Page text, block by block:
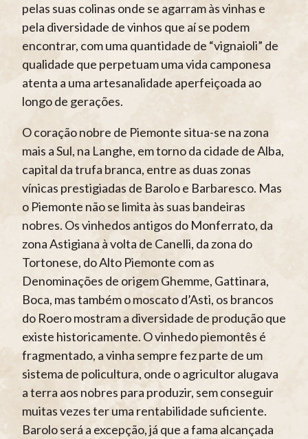
pelas suas colinas onde se agarram às vinhas e
pela diversidade de vinhos que aí se podem
encontrar, com uma quantidade de “vignaioli” de
qualidade que perpetuam uma vida camponesa
atenta a uma artesanalidade aperfeiçoada ao
longo de gerações.
O coração nobre de Piemonte situa-se na zona
mais a Sul, na Langhe, em torno da cidade de Alba,
capital da trufa branca, entre as duas zonas
vínicas prestigiadas de Barolo e Barbaresco. Mas
o Piemonte não se limita às suas bandeiras
nobres. Os vinhedos antigos do Monferrato, da
zona Astigiana à volta de Canelli, da zona do
Tortonese, do Alto Piemonte com as
Denominações de origem Ghemme, Gattinara,
Boca, mas também o moscato d’Asti, os brancos
do Roero mostram a diversidade de produção que
existe historicamente. O vinhedo piemontês é
fragmentado, a vinha sempre fez parte de um
sistema de policultura, onde o agricultor alugava
a terra aos nobres para produzir, sem conseguir
muitas vezes ter uma rentabilidade suficiente.
Barolo será a excepção, já que a fama alcançada